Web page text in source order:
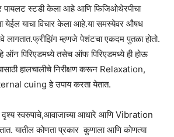
पायलट स्टडी केला आहे आणि फिजिओथेरपीचा
येईल याचा विचार केला आहे.या समस्येवर औषध
लागतात.फ्रीझिंग म्हणजे पेशंटचा एकदम पुतळा होतो.
ऑन पिरिएडमध्ये तसेच ऑफ पिरिएडमध्ये ही होऊ
हालचालीचे निरीक्षण करून Relaxation,
cuing हे उपाय करता येतात.
स्वरुपाचे,आवाजाच्या आधारे आणि Vibration
यातील कोणता प्रकार कुणाला आणि कोणत्या